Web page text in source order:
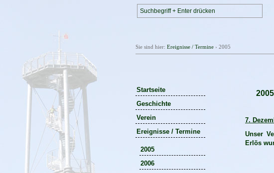
Sie sind hier: Ereignisse / Termine › 2005
Startseite
Geschichte
Verein
Ereignisse / Termine
2005
2006
2005
7.
Unser
Erlös